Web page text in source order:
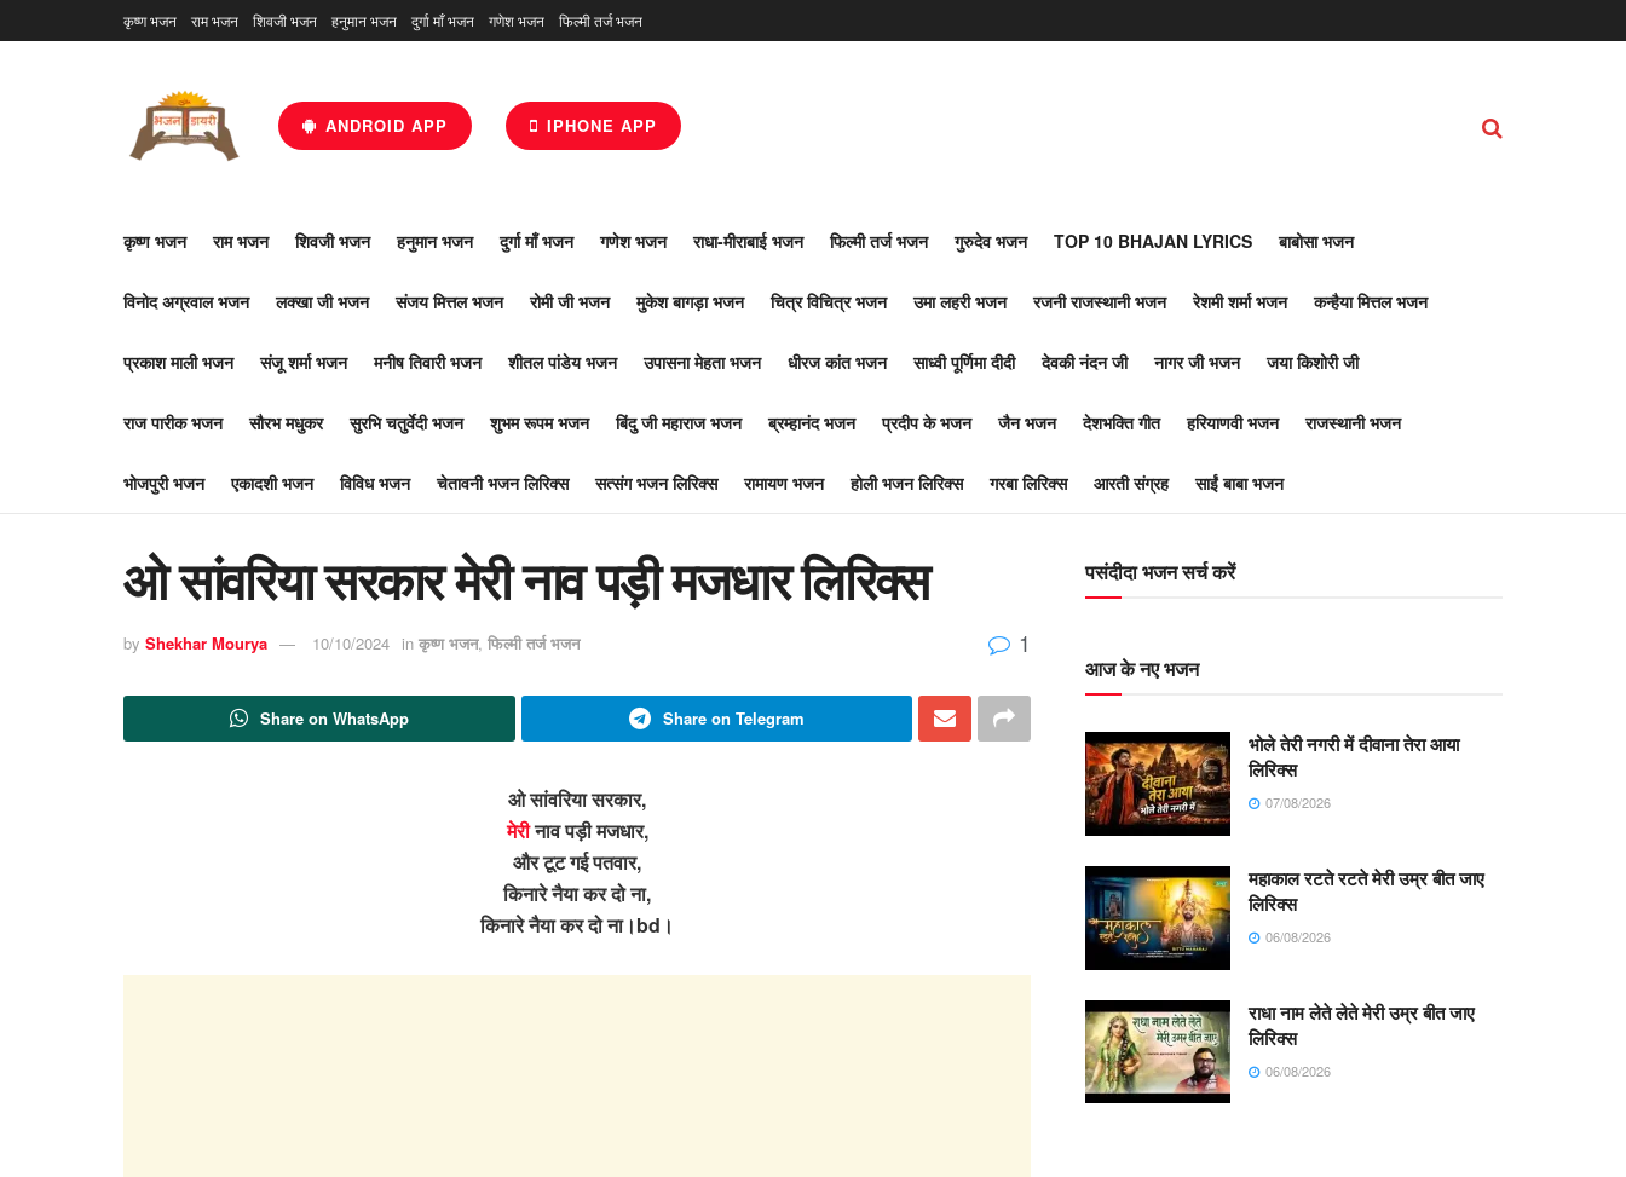
कृष्ण भजन राम भजन शिवजी भजन हनुमान भजन दुर्गा माँ भजन गणेश भजन फिल्मी तर्ज भजन
ANDROID APP IPHONE APP
कृष्ण भजन राम भजन शिवजी भजन हनुमान भजन दुर्गा माँ भजन गणेश भजन राधा-मीराबाई भजन फिल्मी तर्ज भजन गुरुदेव भजन TOP 10 BHAJAN LYRICS बाबोसा भजन
विनोद अग्रवाल भजन लक्खा जी भजन संजय मित्तल भजन रोमी जी भजन मुकेश बागड़ा भजन चित्र विचित्र भजन उमा लहरी भजन रजनी राजस्थानी भजन रेशमी शर्मा भजन कन्हैया मित्तल भजन
प्रकाश माली भजन संजू शर्मा भजन मनीष तिवारी भजन शीतल पांडेय भजन उपासना मेहता भजन धीरज कांत भजन साध्वी पूर्णिमा दीदी देवकी नंदन जी नागर जी भजन जया किशोरी जी
राज पारीक भजन सौरभ मधुकर सुरभि चतुर्वेदी भजन शुभम रूपम भजन बिंदु जी महाराज भजन ब्रम्हानंद भजन प्रदीप के भजन जैन भजन देशभक्ति गीत हरियाणवी भजन राजस्थानी भजन
भोजपुरी भजन एकादशी भजन विविध भजन चेतावनी भजन लिरिक्स सत्संग भजन लिरिक्स रामायण भजन होली भजन लिरिक्स गरबा लिरिक्स आरती संग्रह साईं बाबा भजन
ओ सांवरिया सरकार मेरी नाव पड़ी मजधार लिरिक्स
by Shekhar Mourya 10/10/2024 in कृष्ण भजन, फिल्मी तर्ज भजन 1
Share on WhatsApp Share on Telegram
ओ सांवरिया सरकार,
मेरीनाव पड़ी मजधार,
और टूट गई पतवार,
किनारे नैया कर दो ना,
किनारे नैया कर दो ना।bd।
पसंदीदा भजन सर्च करें
आज के नए भजन
भोले तेरी नगरी में दीवाना तेरा आया
लिरिक्स
07/08/2026
महाकाल रटते रटते मेरी उम्र बीत जाए
लिरिक्स
06/08/2026
राधा नाम लेते लेते मेरी उम्र बीत जाए
लिरिक्स
06/08/2026